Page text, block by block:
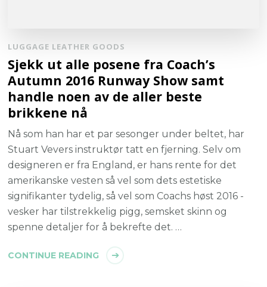
LUGGAGE LEATHER GOODS
Sjekk ut alle posene fra Coach’s
Autumn 2016 Runway Show samt
handle noen av de aller beste
brikkene nå
Nå som han har et par sesonger under beltet, har
Stuart Vevers instruktør tatt en fjerning. Selv om
designeren er fra England, er hans rente for det
amerikanske vesten så vel som dets estetiske
signifikanter tydelig, så vel som Coachs høst 2016 -
vesker har tilstrekkelig pigg, semsket skinn og
spenne detaljer for å bekrefte det. …
CONTINUE READING